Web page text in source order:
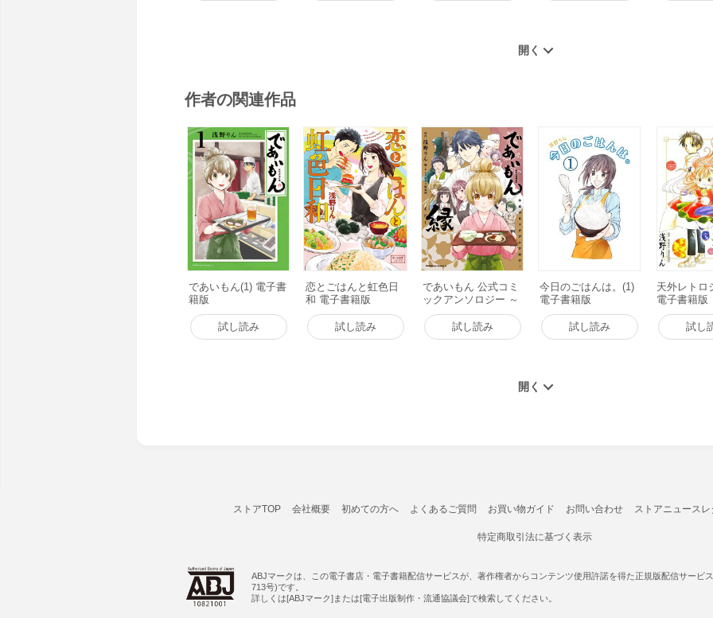
作者の関連作品
であいもん(1) 電子書
籍版
試し読み
恋とごはんと虹色日
和 電子書籍版
試し読み
であいもん 公式コミ
ックアンソロジー ～
縁～ 電子書籍版
試し読み
今日のごはんは。(1)
電子書籍版
試し読み
天外レトロ
電子書籍版
試し
ストアTOP 会社概要 初めての方へ よくあるご質問 お買い物ガイド お問い合わせ ストアニュースレ
特定商取引法に基づく表示
ABJマークは、この電子書店・電子書籍配信サービスが、著作権者からコンテンツ使用許諾を得た正規版配信サービ
713号)です。
詳しくは[ABJマーク]または[電子出版制作・流通協議会]で検索してください。